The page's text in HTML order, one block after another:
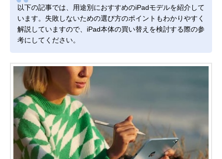
以下の記事では、用途別におすすめのiPadモデルを紹介して
います。失敗しないための選び方のポイントもわかりやすく
解説していますので、iPad本体の買い替えを検討する際の参
考にしてください。